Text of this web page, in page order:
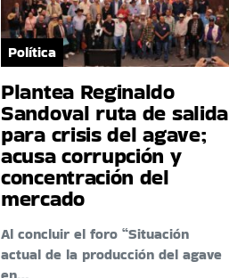
Política
Plantea Reginaldo
Sandoval ruta de salida
para crisis del agave;
acusa corrupción y
concentración del
mercado
Al concluir el foro “Situación
actual de la producción del agave